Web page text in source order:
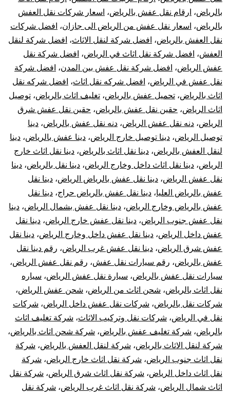
بالرياض، ارقام نقل عفش بالرياض، اسعار شركات نقل العفش
بالرياض، اسعار نقل عفش من الرياض الى جازان، افضل شركات
نقل العفش بالرياض، افضل شركة لنقل الاثاث، افضل شركة لنقل
العفش، افضل شركة نقل اثاث في الرياض، افضل شركة نقل
عفش الرياض، افضل شركة نقل عفش بين المدن، افضل شركة
نقل عفش في الرياض، افضل شركه نقل اثاث، افضل شركه نقل
اثاث بالرياض، تحميل عفش بالرياض، تغليف اثاث بالرياض، توصيل
اثاث الرياض، حقين نقل عفش بالرياض، حقين نقل عفش شرق
الرياض، دنه نقل عفش الرياض، دنه نقل عفش بالرياض، دينا
توصيل الرياض، دينا توصيل خارج الرياض، دينا عفش بالرياض، دينا
لنقل العفش بالرياض، دينا نقل اثاث بالرياض، دينا نقل اثاث خارج
الرياض، دينا نقل اثاث داخل وخارج الرياض، دينا نقل بالرياض، دينا
نقل عفش الرياض، دينا نقل عفش بالرياض الرياض، دينا نقل
عفش بالرياض العليا، دينا نقل عفش بالرياض حراج، دينا نقل
عفش بالرياض وخارج الرياض، دينا نقل عفش بشمال الرياض، دينا
نقل عفش جنوب الرياض، دينا نقل عفش خارج الرياض، دينا نقل
عفش داخل الرياض، دينا نقل عفش داخل وخارج الرياض، دينا نقل
عفش شرق الرياض، دينا نقل عفش غرب الرياض، رقم دينا نقل
عفش بالرياض، رقم سيارات نقل عفش، رقم نقل عفش الرياض،
سيارات نقل عفش بالرياض، سيارة نقل عفش الرياض، سياره
نقل اثاث بالرياض، شحن اثاث من الرياض، شحن عفش الرياض،
شركات نقل بالرياض، شركات نقل عفش داخل الرياض، شركات
نقل في الرياض، شركات نقل وتركيب الاثاث، شركة تغليف اثاث
بالرياض، شركة تغليف عفش بالرياض، شركة شحن اثاث بالرياض،
شركة لنقل الاثاث بالرياض، شركة لنقل العفش بالرياض، شركة
نقل اثاث جنوب الرياض، شركة نقل اثاث خارج الرياض، شركة
نقل اثاث داخل الرياض، شركة نقل اثاث شرق الرياض، شركة نقل
اثاث شمال الرياض، شركة نقل اثاث غرب الرياض، شركة نقل